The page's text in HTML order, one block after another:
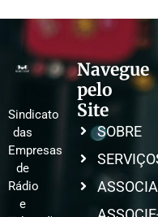
Sindicato
das
Empresas
de
Rádio
e
Navegue
pelo
Site
SOBRE